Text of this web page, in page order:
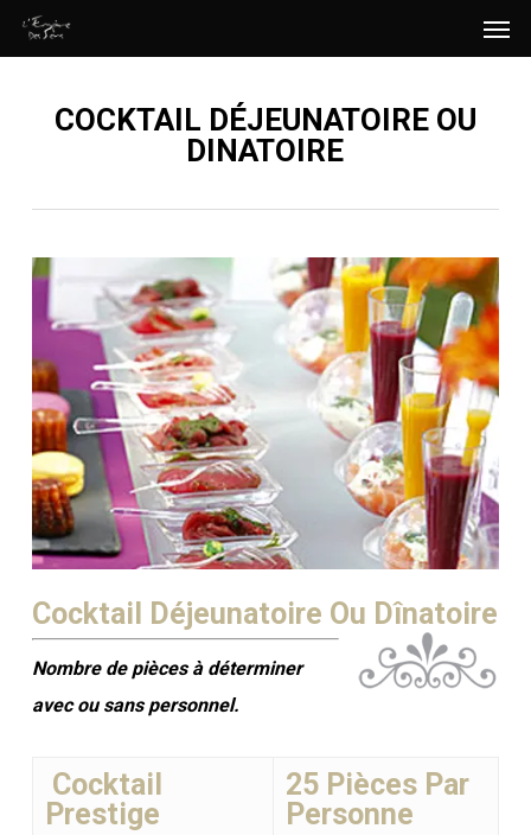
Skip
to
contentCOCKTAIL DÉJEUNATOIRE OU
DINATOIRE
Cocktail Déjeunatoire Ou Dînatoire
Nombre de pièces à déterminer
avec ou sans personnel.
Cocktail
Prestige
25 Pièces Par
Personne
Menu